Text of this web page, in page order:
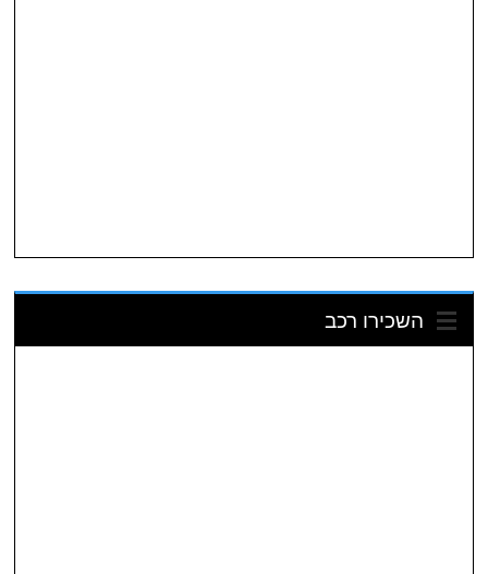
השכירו רכב